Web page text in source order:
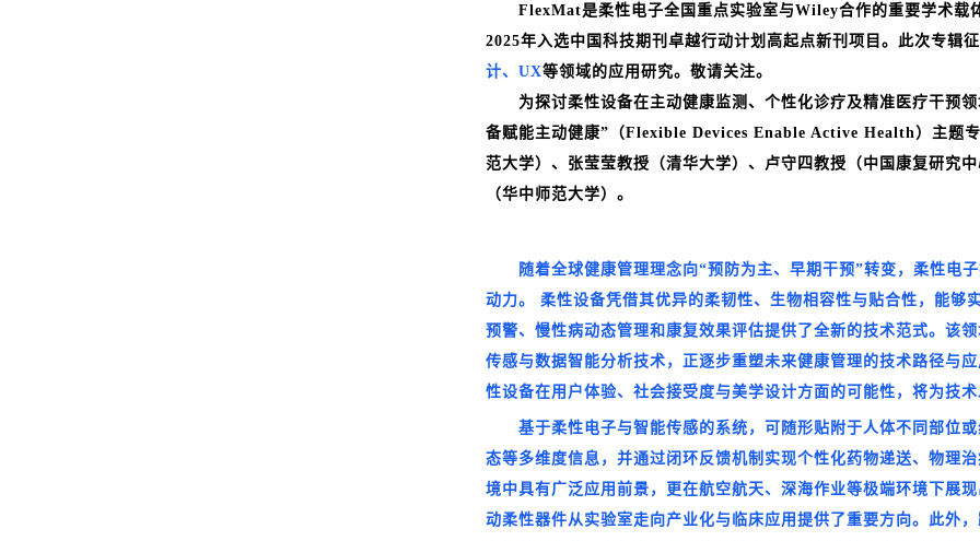
FlexMat是柔性电子全国重点实验室与Wiley合作的重要学术载
2025年入选中国科技期刊卓越行动计划高起点新刊项目。此次专辑
计、UX等领域的应用研究。敬请关注。
为探讨柔性设备在主动健康监测、个性化诊疗及精准医疗干预
备赋能主动健康”（Flexible Devices Enable Active Health）主题
范大学）、张莹莹教授（清华大学）、卢守四教授（中国康复研究
（华中师范大学）。
随着全球健康管理理念向“预防为主、早期干预”转变，柔性电
动力。 柔性设备凭借其优异的柔韧性、生物相容性与贴合性，能够
预警、慢性病动态管理和康复效果评估提供了全新的技术范式。该
传感与数据智能分析技术，正逐步重塑未来健康管理的技术路径与
性设备在用户体验、社会接受度与美学设计方面的可能性，将为技
基于柔性电子与智能传感的系统，可随形贴附于人体不同部位
态等多维度信息，并通过闭环反馈机制实现个性化药物递送、物理
境中具有广泛应用前景，更在航空航天、深海作业等极端环境下展
动柔性器件从实验室走向产业化与临床应用提供了重要方向。此外